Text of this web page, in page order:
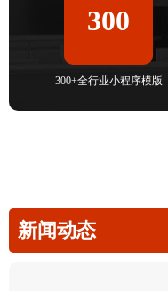
300
300+全行业小程序模版
新闻动态